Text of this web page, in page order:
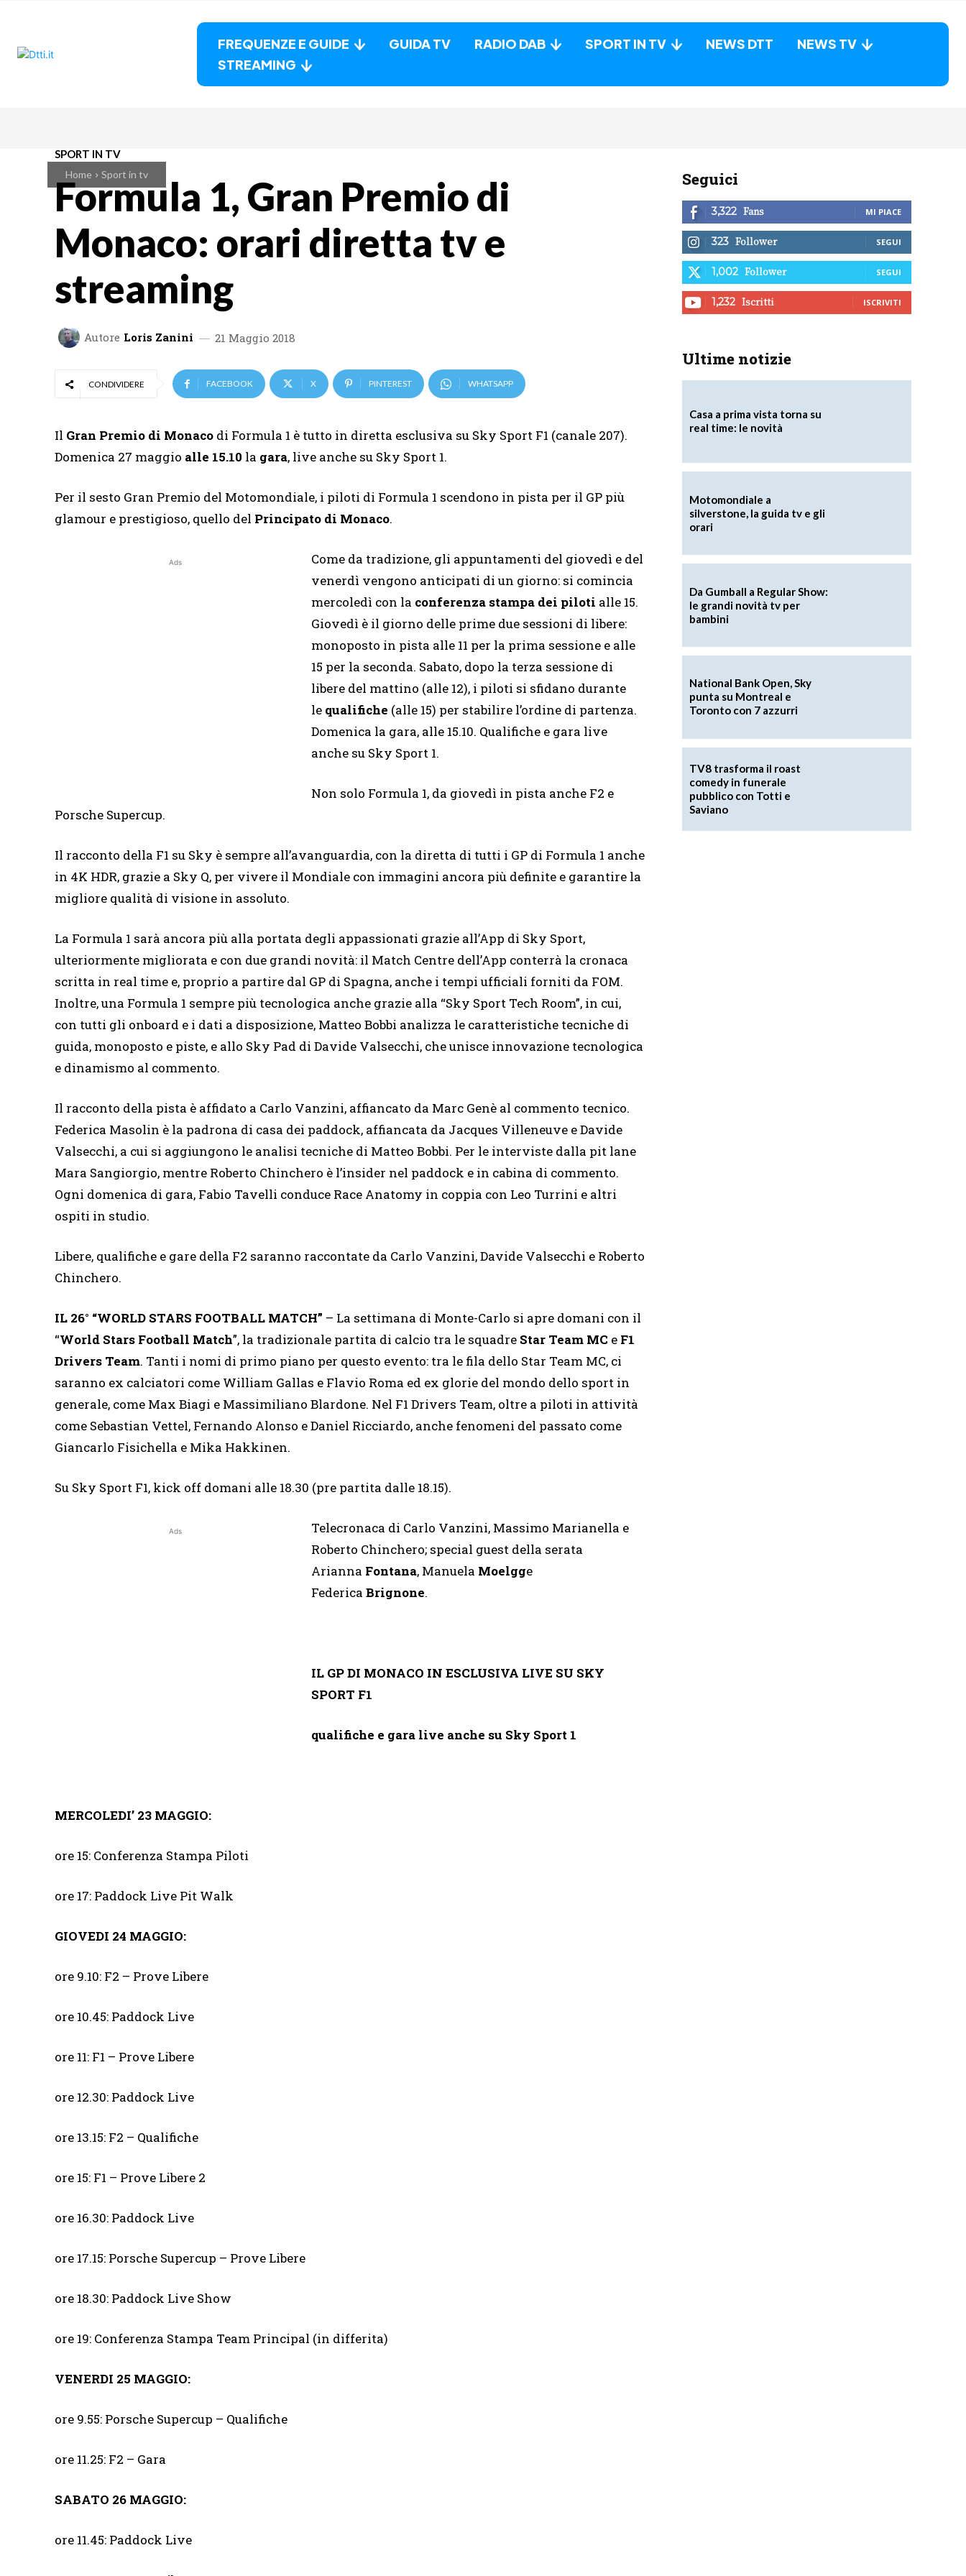
FREQUENZE E GUIDE GUIDA TV RADIO DAB SPORT IN TV NEWS DTT
NEWS TV
STREAMING
Home Sport in tv
SPORT IN TV
Formula 1, Gran Premio di
Monaco: orari diretta tv e
streaming
Autore Loris Zanini 21 Maggio 2018
CONDIVIDERE FACEBOOK X PINTEREST WHATSAPP
Il Gran Premio di Monaco di Formula 1 è tutto in diretta esclusiva su Sky Sport F1 (canale 207).
Domenica 27 maggio alle 15.10 la gara, live anche su Sky Sport 1.
Per il sesto Gran Premio del Motomondiale, i piloti di Formula 1 scendono in pista per il GP più
glamour e prestigioso, quello del Principato di Monaco.
Ads
Come da tradizione, gli appuntamenti del giovedì e del
venerdì vengono anticipati di un giorno: si comincia
mercoledì con la conferenza stampa dei piloti alle 15.
Giovedì è il giorno delle prime due sessioni di libere:
monoposto in pista alle 11 per la prima sessione e alle
15 per la seconda. Sabato, dopo la terza sessione di
libere del mattino (alle 12), i piloti si sfidano durante
le qualifiche (alle 15) per stabilire l’ordine di partenza.
Domenica la gara, alle 15.10. Qualifiche e gara live
anche su Sky Sport 1.
Non solo Formula 1, da giovedì in pista anche F2 e
Porsche Supercup.
Il racconto della F1 su Sky è sempre all’avanguardia, con la diretta di tutti i GP di Formula 1 anche
in 4K HDR, grazie a Sky Q, per vivere il Mondiale con immagini ancora più definite e garantire la
migliore qualità di visione in assoluto.
La Formula 1 sarà ancora più alla portata degli appassionati grazie all’App di Sky Sport,
ulteriormente migliorata e con due grandi novità: il Match Centre dell’App conterrà la cronaca
scritta in real time e, proprio a partire dal GP di Spagna, anche i tempi ufficiali forniti da FOM.
Inoltre, una Formula 1 sempre più tecnologica anche grazie alla “Sky Sport Tech Room”, in cui,
con tutti gli onboard e i dati a disposizione, Matteo Bobbi analizza le caratteristiche tecniche di
guida, monoposto e piste, e allo Sky Pad di Davide Valsecchi, che unisce innovazione tecnologica
e dinamismo al commento.
Il racconto della pista è affidato a Carlo Vanzini, affiancato da Marc Genè al commento tecnico.
Federica Masolin è la padrona di casa dei paddock, affiancata da Jacques Villeneuve e Davide
Valsecchi, a cui si aggiungono le analisi tecniche di Matteo Bobbi. Per le interviste dalla pit lane
Mara Sangiorgio, mentre Roberto Chinchero è l’insider nel paddock e in cabina di commento.
Ogni domenica di gara, Fabio Tavelli conduce Race Anatomy in coppia con Leo Turrini e altri
ospiti in studio.
Libere, qualifiche e gare della F2 saranno raccontate da Carlo Vanzini, Davide Valsecchi e Roberto
Chinchero.
IL 26° “WORLD STARS FOOTBALL MATCH” – La settimana di Monte-Carlo si apre domani con il
“World Stars Football Match”, la tradizionale partita di calcio tra le squadre Star Team MC e F1
Drivers Team. Tanti i nomi di primo piano per questo evento: tra le fila dello Star Team MC, ci
saranno ex calciatori come William Gallas e Flavio Roma ed ex glorie del mondo dello sport in
generale, come Max Biagi e Massimiliano Blardone. Nel F1 Drivers Team, oltre a piloti in attività
come Sebastian Vettel, Fernando Alonso e Daniel Ricciardo, anche fenomeni del passato come
Giancarlo Fisichella e Mika Hakkinen.
Su Sky Sport F1, kick off domani alle 18.30 (pre partita dalle 18.15).
Ads
Telecronaca di Carlo Vanzini, Massimo Marianella e
Roberto Chinchero; special guest della serata
Arianna Fontana, Manuela Moelgge
Federica Brignone.
IL GP DI MONACO IN ESCLUSIVA LIVE SU SKY
SPORT F1
qualifiche e gara live anche su Sky Sport 1
MERCOLEDI’ 23 MAGGIO:
ore 15: Conferenza Stampa Piloti
ore 17: Paddock Live Pit Walk
GIOVEDI 24 MAGGIO:
ore 9.10: F2 – Prove Libere
ore 10.45: Paddock Live
ore 11: F1 – Prove Libere
ore 12.30: Paddock Live
ore 13.15: F2 – Qualifiche
ore 15: F1 – Prove Libere 2
ore 16.30: Paddock Live
ore 17.15: Porsche Supercup – Prove Libere
ore 18.30: Paddock Live Show
ore 19: Conferenza Stampa Team Principal (in differita)
VENERDI 25 MAGGIO:
ore 9.55: Porsche Supercup – Qualifiche
ore 11.25: F2 – Gara
SABATO 26 MAGGIO:
ore 11.45: Paddock Live
Seguici
3,322 Fans MI PIACE
323 Follower SEGUI
1,002 Follower SEGUI
1,232 Iscritti ISCRIVITI
Ultime notizie
Casa a prima vista torna su
real time: le novità
Motomondiale a
silverstone, la guida tv e gli
orari
Da Gumball a Regular Show:
le grandi novità tv per
bambini
National Bank Open, Sky
punta su Montreal e
Toronto con 7 azzurri
TV8 trasforma il roast
comedy in funerale
pubblico con Totti e
Saviano